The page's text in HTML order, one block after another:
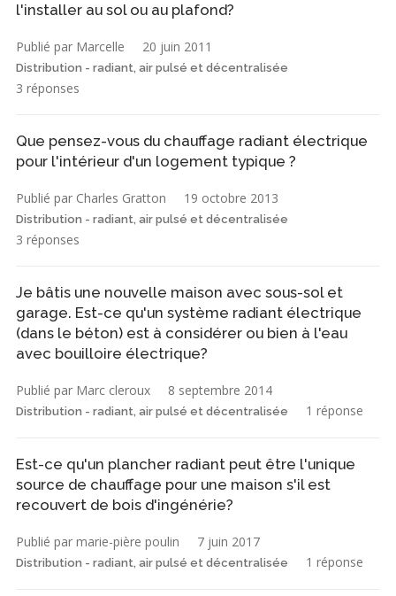
l'installer au sol ou au plafond?
Publié par Marcelle 20 juin 2011
Distribution - radiant, air pulsé et décentralisée
3 réponses
Que pensez-vous du chauffage radiant électrique
pour l'intérieur d'un logement typique ?
Publié par Charles Gratton 19 octobre 2013
Distribution - radiant, air pulsé et décentralisée
3 réponses
Je bâtis une nouvelle maison avec sous-sol et
garage. Est-ce qu'un système radiant électrique
(dans le béton) est à considérer ou bien à l'eau
avec bouilloire électrique?
Publié par Marc cleroux 8 septembre 2014
Distribution - radiant, air pulsé et décentralisée 1 réponse
Est-ce qu'un plancher radiant peut être l'unique
source de chauffage pour une maison s'il est
recouvert de bois d'ingénérie?
Publié par marie-pière poulin 7 juin 2017
Distribution - radiant, air pulsé et décentralisée 1 réponse